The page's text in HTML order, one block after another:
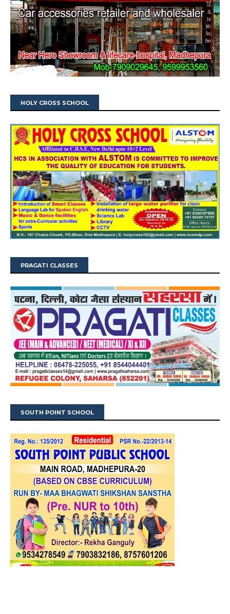
HOLY CROSS SCHOOL
PRAGATI CLASSES
SOUTH POINT SCHOOL